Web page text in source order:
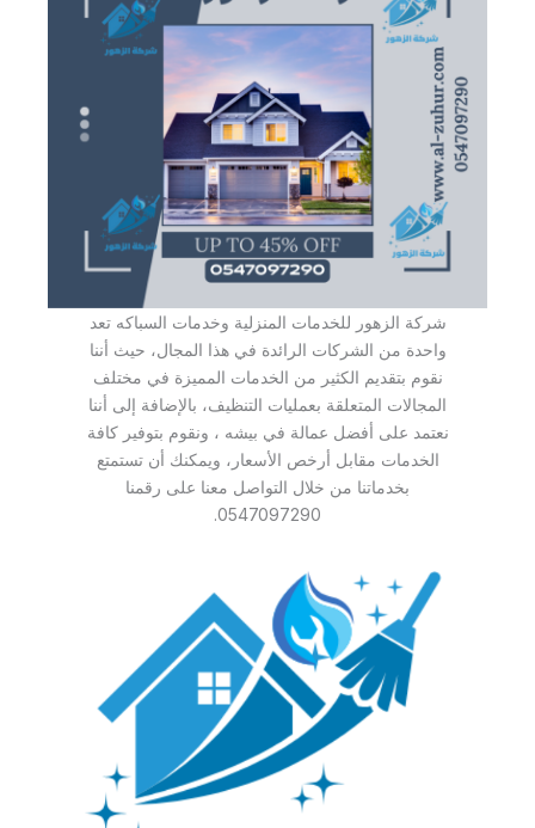
شركة الزهور للخدمات المنزلية وخدمات السباكه تعد
واحدة من الشركات الرائدة في هذا المجال، حيث أننا
نقوم بتقديم الكثير من الخدمات المميزة في مختلف
المجالات المتعلقة بعمليات التنظيف، بالإضافة إلى أننا
نعتمد على أفضل عمالة في بيشه ، ونقوم بتوفير كافة
الخدمات مقابل أرخص الأسعار، ويمكنك أن تستمتع
بخدماتنا من خلال التواصل معنا على رقمنا
0547097290.